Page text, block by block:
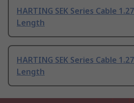
HARTING SEK Series Cable
Length
HARTING SEK Series Cable
Length